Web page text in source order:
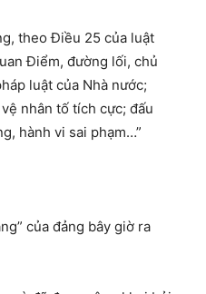
theo Điều 25 của luật
Điểm, đường lối, chủ
luật của Nhà nước;
nhân tố tích cực; đấu
hành vi sai phạm…”
của đảng bây giờ ra